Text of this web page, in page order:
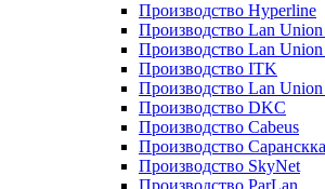
Производство Hyperline
Производство Lan
Производство Lan
Производство ITK
Производство Lan
Производство DKC
Производство Cabeus
Производство
Производство SkyNet
Производство ParLan